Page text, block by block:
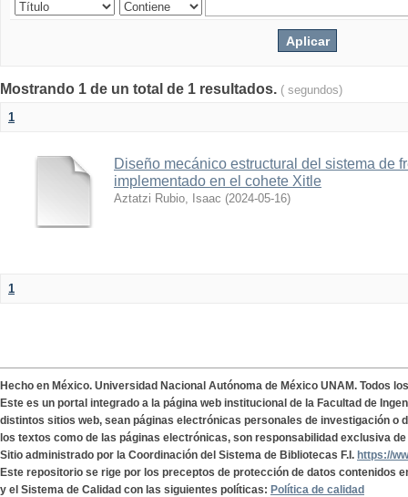
Mostrando 1 de un total de 1 resultados. ( segundos)
1
Diseño mecánico estructural del sistema de
implementado en el cohete Xitle
Aztatzi Rubio, Isaac (2024-05-16)
1
Hecho en México. Universidad Nacional Autónoma de México UNAM. Todos
Este es un portal integrado a la página web institucional de la Facultad de
distintos sitios web, sean páginas electrónicas personales de investigación o
los textos como de las páginas electrónicas, son responsabilidad exclusiva
Sitio administrado por la Coordinación del Sistema de Bibliotecas F.I. https://
Este repositorio se rige por los preceptos de protección de datos contenidos
y el Sistema de Calidad con las siguientes políticas: Política de calidad